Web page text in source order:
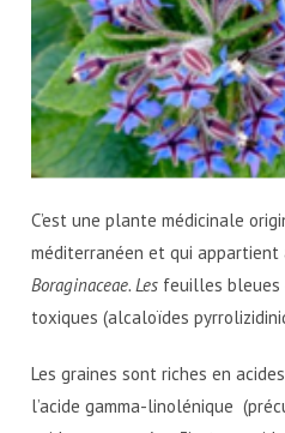
C’est une plante médicinale
méditerranéen et qui
Boraginaceae. Les feuilles bleues
toxiques (alcaloïdes
Les graines sont riches en
l’acide gamma-linolénique